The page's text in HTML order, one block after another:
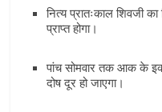
नित्य प्रातःकाल शिवजी
प्राप्त होगा।
पांच सोमवार तक आक के
दोष दूर हो जाएगा।